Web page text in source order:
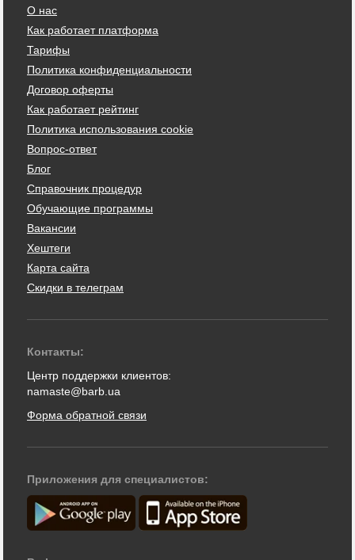
О нас
Как работает платформа
Тарифы
Политика конфиденциальности
Договор оферты
Как работает рейтинг
Политика использования cookie
Вопрос-ответ
Блог
Справочник процедур
Обучающие программы
Вакансии
Хештеги
Карта сайта
Скидки в телеграм
Контакты:
Центр поддержки клиентов:
namaste@barb.ua
Форма обратной связи
Приложения для специалистов: